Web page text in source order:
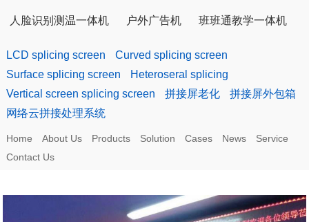
人脸识别测温一体机 户外广告机 班班通教学一体机
LCD splicing screen
Curved splicing screen
Surface splicing screen
Heteroseral splicing
Vertical screen splicing screen
拼接屏老化
拼接屏外包箱
网络云拼接处理系统
Home About Us Products Solution Cases News
Service
Contact Us